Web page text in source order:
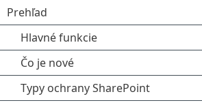
Prehľad
Hlavné funkcie
Čo je nové
Typy ochrany SharePoint